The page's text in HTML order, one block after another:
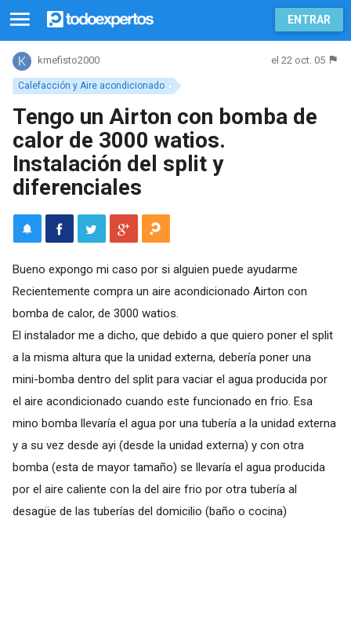
ENTRAR
Calefacción y Aire acondicionado
kmefisto2000 el 22 oct. 05
Tengo un Airton con bomba de
calor de 3000 watios.
Instalación del split y
diferenciales
Bueno expongo mi caso por si alguien puede ayudarme
Recientemente compra un aire acondicionado Airton con
bomba de calor, de 3000 watios.
El instalador me a dicho, que debido a que quiero poner el split
a la misma altura que la unidad externa, debería poner una
mini-bomba dentro del split para vaciar el agua producida por
el aire acondicionado cuando este funcionado en frio. Esa
mino bomba llevaría el agua por una tubería a la unidad externa
y a su vez desde ayi (desde la unidad externa) y con otra
bomba (esta de mayor tamaño) se llevaría el agua producida
por el aire caliente con la del aire frio por otra tubería al
desagüe de las tuberías del domicilio (baño o cocina)